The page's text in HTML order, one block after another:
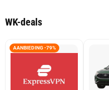
WK-deals
AANBIEDING -79%